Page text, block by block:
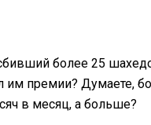
более 25
им премии? Думаете,
в месяц, а больше?